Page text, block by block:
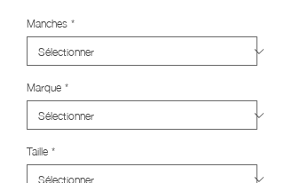
Manches*
Marque*
Taille*